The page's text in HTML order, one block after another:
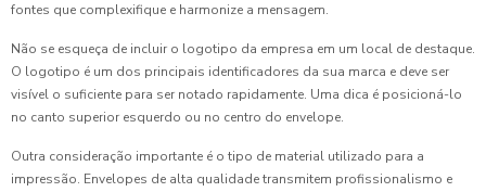
fontes que complexifique e harmonize a mensagem.
Não se esqueça de incluir o logotipo da empresa em um local de destaque.
O logotipo é um dos principais identificadores da sua marca e deve ser
visível o suficiente para ser notado rapidamente. Uma dica é posicioná-lo
no canto superior esquerdo ou no centro do envelope.
Outra consideração importante é o tipo de material utilizado para a
impressão. Envelopes de alta qualidade transmitem profissionalismo e